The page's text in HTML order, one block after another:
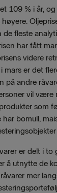
109 % i år,
fleste
har fått
videre
mars er det
på andre
vil
som
bomull,
er delt i to
å utnytte de
mer